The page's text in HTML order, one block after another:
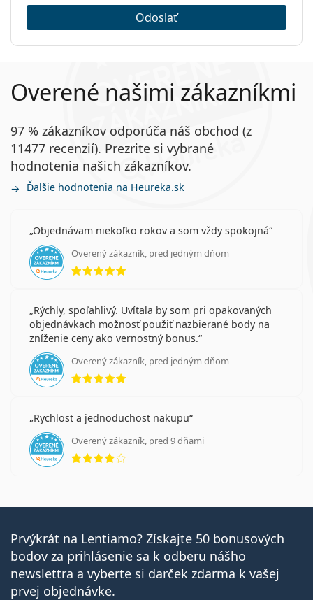
Odoslať
Overené našimi zákazníkmi
97 % zákazníkov odporúča náš obchod (z
11477 recenzií). Prezrite si vybrané
hodnotenia našich zákazníkov.
Ďalšie hodnotenia na Heureka.sk
Objednávam niekoľko rokov a som vždy spokojná
Overený zákazník, pred jedným dňom
hodnotenie 5 z 5
Rýchly, spoľahlivý. Uvítala by som pri opakovaných
objednávkach možnosť použiť nazbierané body na
zníženie ceny ako vernostný bonus.
Overený zákazník, pred jedným dňom
hodnotenie 5 z 5
Rychlost a jednoduchost nakupu
Overený zákazník, pred 9 dňami
hodnotenie 4 z 5
Prvýkrát na Lentiamo? Získajte 50 bonusových
bodov za prihlásenie sa k odberu nášho
newslettra a vyberte si darček zdarma k vašej
prvej objednávke.